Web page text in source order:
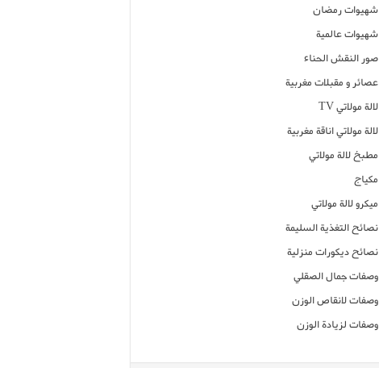
شهيوات رمضان
شهيوات عالمية
صور النقش الحناء
عصائر و مقبلات مغربية
لالة مولاتي TV
لالة مولاتي اناقة مغربية
مطبخ لالة مولاتي
مكياج
ميكرو لالة مولاتي
نصائح التغذية السليمة
نصائح ديكورات منزلية
وصفات جمال الصقلي
وصفات لانقاص الوزن
وصفات لزيادة الوزن